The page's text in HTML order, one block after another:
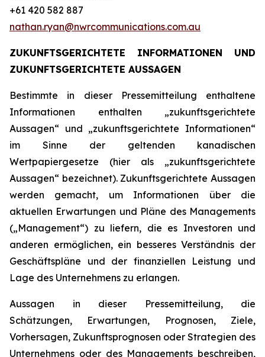
+61 420 582 887
nathan.ryan@nwrcommunications.com.au
ZUKUNFTSGERICHTETE INFORMATIONEN UND
ZUKUNFTSGERICHTETE AUSSAGEN
Bestimmte in dieser Pressemitteilung enthaltene
Informationen enthalten „zukunftsgerichtete
Aussagen“ und „zukunftsgerichtete Informationen“
im Sinne der geltenden kanadischen
Wertpapiergesetze (hier als „zukunftsgerichtete
Aussagen“ bezeichnet). Zukunftsgerichtete Aussagen
werden gemacht, um Informationen über die
aktuellen Erwartungen und Pläne des Managements
(„Management“) zu liefern, die es Investoren und
anderen ermöglichen, ein besseres Verständnis der
Geschäftspläne und der finanziellen Leistung und
Lage des Unternehmens zu erlangen.
Aussagen in dieser Pressemitteilung, die
Schätzungen, Erwartungen, Prognosen, Ziele,
Vorhersagen, Zukunftsprognosen oder Strategien des
Unternehmens oder des Managements beschreiben,